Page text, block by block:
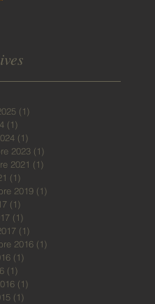
(1)
(1)
(1)
2023 (1)
2021 (1)
(1)
2019 (1)
(1)
(1)
(1)
2016 (1)
(1)
(1)
(1)
(1)